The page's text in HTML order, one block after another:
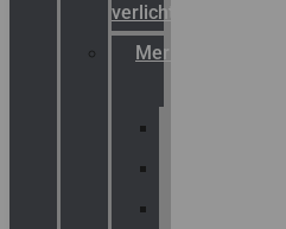
verlichting
Merken